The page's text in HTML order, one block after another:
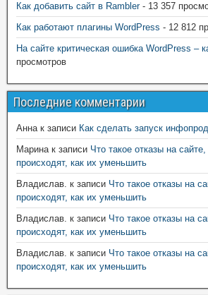
Как добавить сайт в Rambler- 13 357
Как работают плагины WordPress - 12 812
На сайте критическая ошибка WordPress –
просмотров
Последние комментарии
Аннак записи Как сделать запуск
Маринак записи Что такое отказы на
происходят, как их уменьшить
Владислав. к записи Что такое отказы на
происходят, как их уменьшить
Владислав. к записи Что такое отказы на
происходят, как их уменьшить
Владислав. к записи Что такое отказы на
происходят, как их уменьшить